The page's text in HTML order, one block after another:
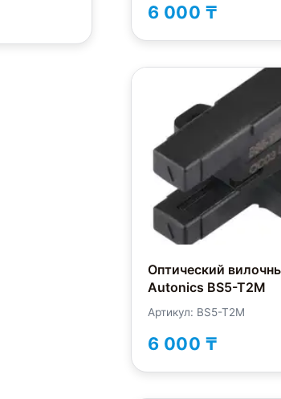
6 000 ₸
Оптический
Autonics BS5-T2M
Артикул: BS5-T2M
6 000 ₸